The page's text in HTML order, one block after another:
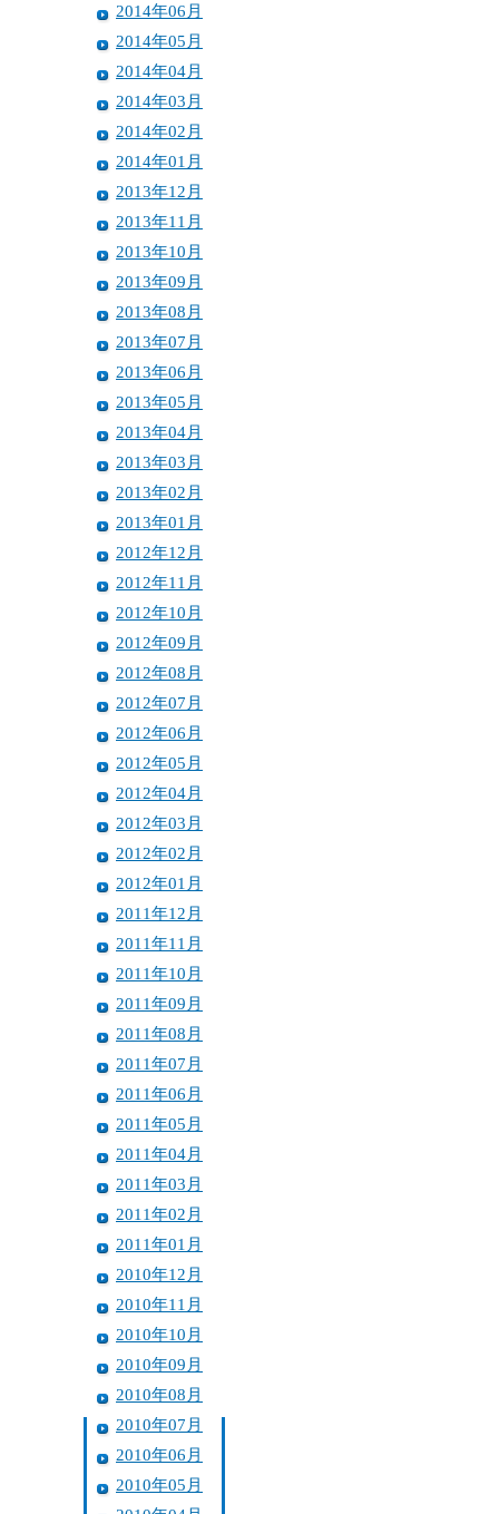
2014年06月
2014年05月
2014年04月
2014年03月
2014年02月
2014年01月
2013年12月
2013年11月
2013年10月
2013年09月
2013年08月
2013年07月
2013年06月
2013年05月
2013年04月
2013年03月
2013年02月
2013年01月
2012年12月
2012年11月
2012年10月
2012年09月
2012年08月
2012年07月
2012年06月
2012年05月
2012年04月
2012年03月
2012年02月
2012年01月
2011年12月
2011年11月
2011年10月
2011年09月
2011年08月
2011年07月
2011年06月
2011年05月
2011年04月
2011年03月
2011年02月
2011年01月
2010年12月
2010年11月
2010年10月
2010年09月
2010年08月
2010年07月
2010年06月
2010年05月